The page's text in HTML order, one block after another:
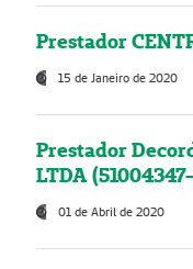
Prestador
15 de Janeiro de 2020
Prestador
LTDA
01 de Abril de 2020